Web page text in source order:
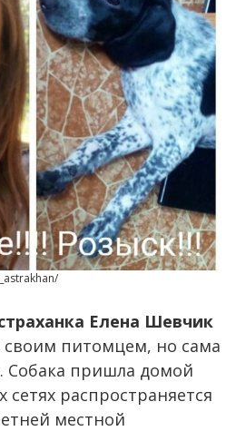
Елена Шевчик
своим питомцем, но сама
Собака пришла домой
распространяется
местной